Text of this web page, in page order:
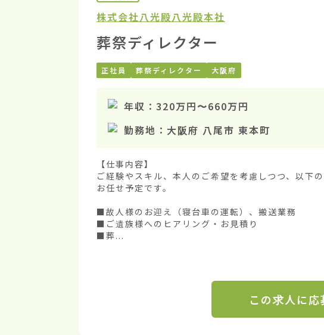
株式会社八光殿八光殿本社
葬祭ディレクター
正社員 葬祭ディレクター 大阪府
年収： 320万円〜660万円
勤務地： 大阪府 八尾市 東本町
【仕事内容】
ご経験やスキル、本人のご希望を考慮しつつ、以下
お任せ予定です。
■故人様のお迎え（寝台車の運転）、搬送業務
■ご遺族様へのヒアリング・お見積り
■葬...
この求人に応